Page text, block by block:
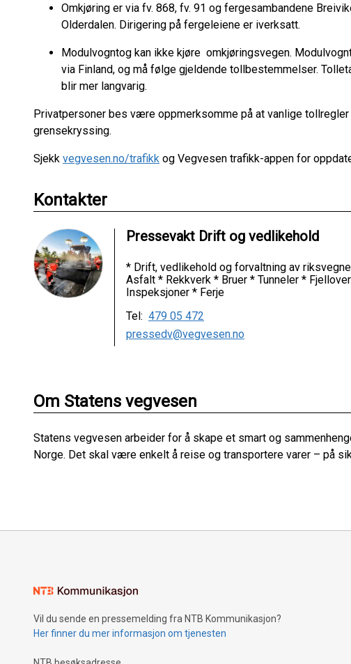
Omkjøring er via fv. 868, fv. 91 og fergesambandene
Olderdalen. Dirigering på fergeleiene er iverksatt.
Modulvogntog kan ikke kjøre omkjøringsvegen.
via Finland, og må følge gjeldende tollbestemmelser.
blir mer langvarig.
Privatpersoner bes være oppmerksomme på at vanlige
grensekryssing.
Sjekk vegvesen.no/trafikk og Vegvesen trafikk-appen for
Kontakter
Pressevakt Drift og vedlikehold
* Drift, vedlikehold og forvaltning av
Asfalt * Rekkverk * Bruer * Tunneler *
Inspeksjoner * Ferje
Tel: 479 05 472
pressedv@vegvesen.no
Om Statens vegvesen
Statens vegvesen arbeider for å skape et smart og
Norge. Det skal være enkelt å reise og transportere varer – på
Vil du sende en pressemelding fra NTB Kommunikasjon?
Her finner du mer informasjon om tjenesten